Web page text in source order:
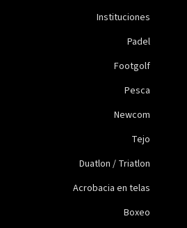
Instituciones
Padel
Footgolf
Pesca
Newcom
Tejo
Duatlon / Triatlon
Acrobacia en telas
Boxeo